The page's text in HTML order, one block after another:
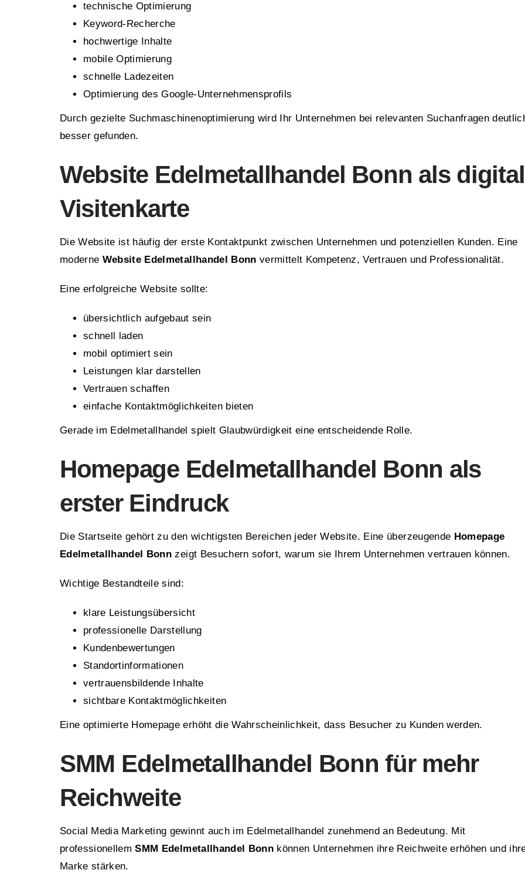
technische Optimierung
Keyword-Recherche
hochwertige Inhalte
mobile Optimierung
schnelle Ladezeiten
Optimierung des Google-Unternehmensprofils
Durch gezielte Suchmaschinenoptimierung wird Ihr Unternehmen bei relevanten Suchanfragen
besser gefunden.
Website Edelmetallhandel Bonn als
Visitenkarte
Die Website ist häufig der erste Kontaktpunkt zwischen Unternehmen und potenziellen Kunden. Eine
moderne Website Edelmetallhandel Bonn vermittelt Kompetenz, Vertrauen und Professionalität.
Eine erfolgreiche Website sollte:
übersichtlich aufgebaut sein
schnell laden
mobil optimiert sein
Leistungen klar darstellen
Vertrauen schaffen
einfache Kontaktmöglichkeiten bieten
Gerade im Edelmetallhandel spielt Glaubwürdigkeit eine entscheidende Rolle.
Homepage Edelmetallhandel Bonn als
erster Eindruck
Die Startseite gehört zu den wichtigsten Bereichen jeder Website. Eine überzeugende Homepage
Edelmetallhandel Bonn zeigt Besuchern sofort, warum sie Ihrem Unternehmen vertrauen können.
Wichtige Bestandteile sind:
klare Leistungsübersicht
professionelle Darstellung
Kundenbewertungen
Standortinformationen
vertrauensbildende Inhalte
sichtbare Kontaktmöglichkeiten
Eine optimierte Homepage erhöht die Wahrscheinlichkeit, dass Besucher zu Kunden werden.
SMM Edelmetallhandel Bonn für mehr
Reichweite
Social Media Marketing gewinnt auch im Edelmetallhandel zunehmend an Bedeutung. Mit
professionellemSMM Edelmetallhandel Bonnkönnen Unternehmen ihre Reichweite erhöhen und
Marke stärken.